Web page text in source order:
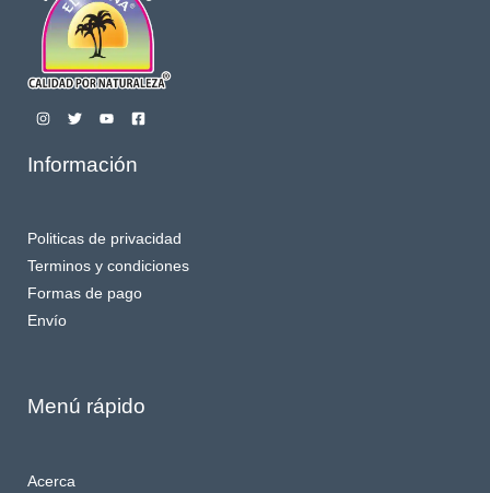
Información
Politicas de privacidad
Terminos y condiciones
Formas de pago
Envío
Menú rápido
Acerca